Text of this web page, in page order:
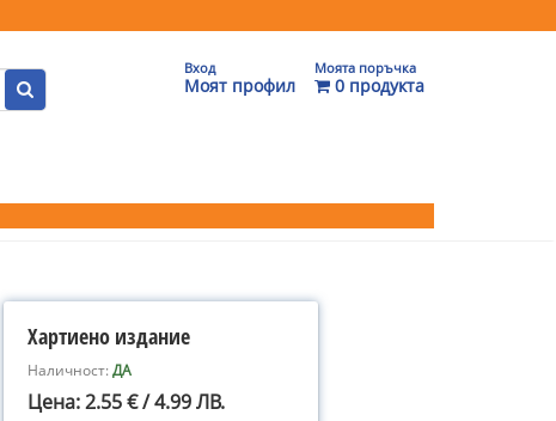
Вход
Моят профил
Моята поръчка
0 продукта
Хартиено издание
Наличност:ДА
Цена: 2.55 € / 4.99 ЛВ.